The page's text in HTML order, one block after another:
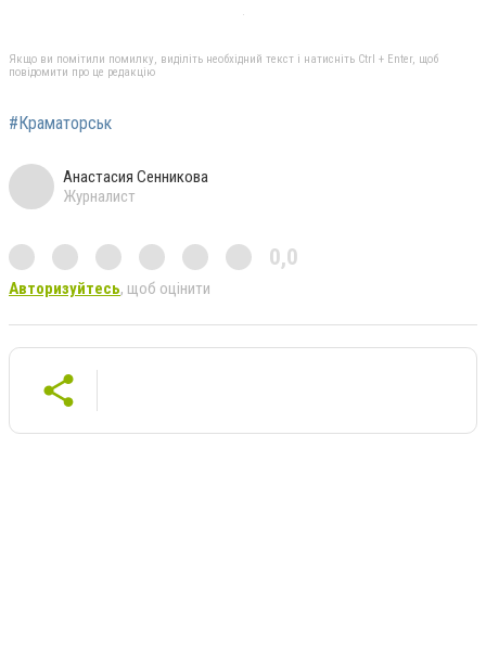
Якщо ви помітили помилку, виділіть необхідний текст і натисніть Ctrl + Enter, щоб
повідомити про це редакцію
#Краматорськ
Анастасия Сенникова
Журналист
0,0
Авторизуйтесь, щоб оцінити